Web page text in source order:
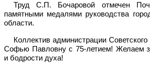
Труд С.П. Бочаровой отмечен
памятными медалями руководства
области.
Коллектив администрации
Софью Павловну с 75-летием! Желаем
и бодрости духа!